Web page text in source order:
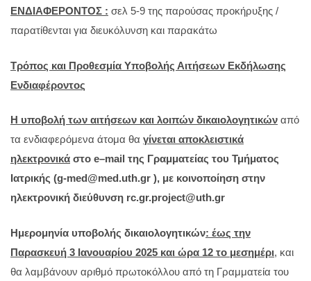
ΕΝΔΙΑΦΕΡΟΝΤΟΣ : σελ 5-9 της παρούσας προκήρυξης /
παρατίθενται για διευκόλυνση και παρακάτω
Τρόπος και Προθεσμία Υποβολής Αιτήσεων Εκδήλωσης
Ενδιαφέροντος
Η υποβολή των αιτήσεων και λοιπών δικαιολογητικών από
τα ενδιαφερόμενα άτομα θα γίνεται αποκλειστικά
ηλεκτρονικά στο e–mail της Γραμματείας του Τμήματος
Ιατρικής (g-med@med.uth.gr ), με κοινοποίηση στην
ηλεκτρονική διεύθυνση rc.gr.project@uth.gr
Ημερομηνία υποβολής δικαιολογητικών: έως την
Παρασκευή 3 Ιανουαρίου 2025 και ώρα 12 το μεσημέρι, και
θα λαμβάνουν αριθμό πρωτοκόλλου από τη Γραμματεία του